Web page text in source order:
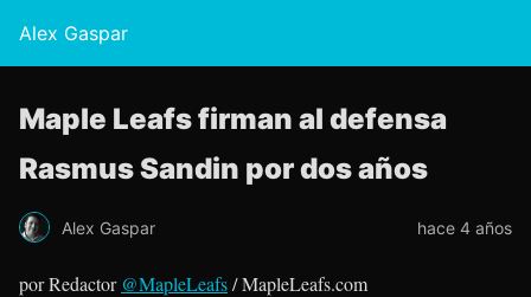
Alex Gaspar
Maple Leafs firman al defensa
Rasmus Sandin por dos años
Alex Gaspar hace 4 años
por Redactor @MapleLeafs/ MapleLeafs.com